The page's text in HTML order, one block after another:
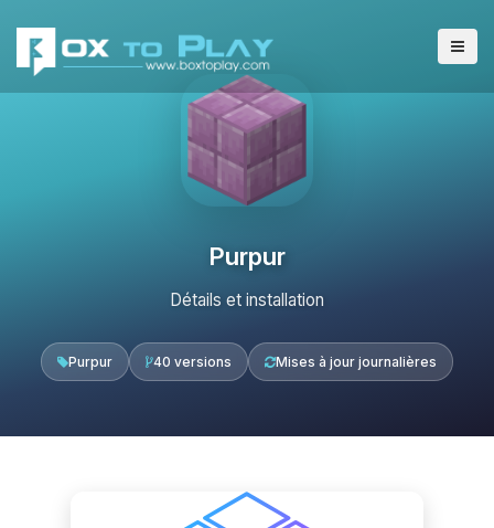
Purpur
Détails et installation
Purpur 40 versions Mises à jour journalières